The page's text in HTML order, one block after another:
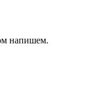
напишем.